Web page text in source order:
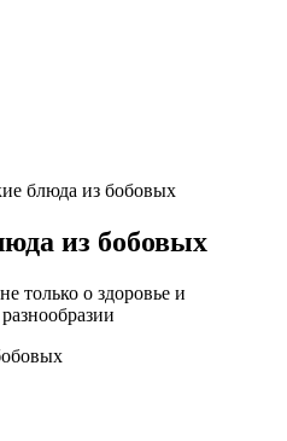
блюда из бобовых
из бобовых
только о здоровье и